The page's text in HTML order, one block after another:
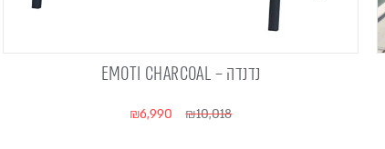
נדנדה – EMOTI CHARCOAL
₪10,018
₪6,990